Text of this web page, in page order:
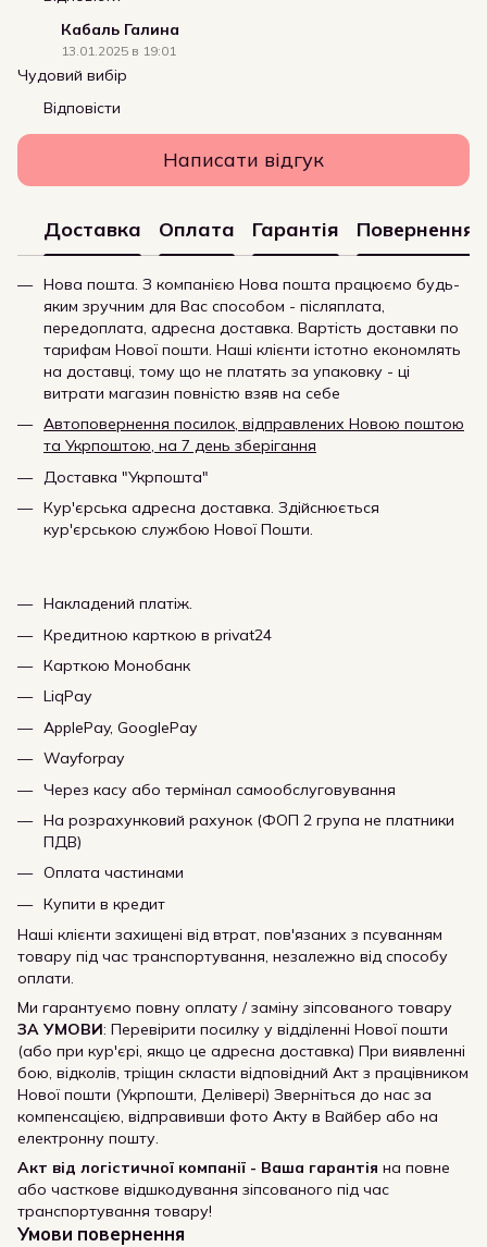
Кабаль Галина
13.01.2025 в 19:01
Чудовий вибір
Відповісти
Написати відгук
Доставка Оплата Гарантія Повернення
Нова пошта. З компанією Нова пошта працюємо будь-
яким зручним для Вас способом - післяплата,
передоплата, адресна доставка. Вартість доставки по
тарифам Нової пошти. Наші клієнти істотно економлять
на доставці, тому що не платять за упаковку - ці
витрати магазин повністю взяв на себе
Автоповернення посилок, відправлених Новою поштою
та Укрпоштою, на 7 день зберігання
Доставка "Укрпошта"
Кур'єрська адресна доставка. Здійснюється
кур'єрською службою Нової Пошти.
Накладений платіж.
Кредитною карткою в privat24
Карткою Монобанк
LiqPay
ApplePay, GooglePay
Wayforpay
Через касу або термінал самообслуговування
На розрахунковий рахунок (ФОП 2 група не платники
ПДВ)
Оплата частинами
Купити в кредит
Наші клієнти захищені від втрат, пов'язаних з псуванням
товару під час транспортування, незалежно від способу
оплати.
Ми гарантуємо повну оплату / заміну зіпсованого товару
ЗА УМОВИ: Перевірити посилку у відділенні Нової пошти
(або при кур'єрі, якщо це адресна доставка) При виявленні
бою, відколів, тріщин скласти відповідний Акт з працівником
Нової пошти (Укрпошти, Делівері) Зверніться до нас за
компенсацією, відправивши фото Акту в Вайбер або на
електронну пошту.
Акт від логістичної компанії - Ваша гарантія на повне
або часткове відшкодування зіпсованого під час
транспортування товару!
Умови повернення